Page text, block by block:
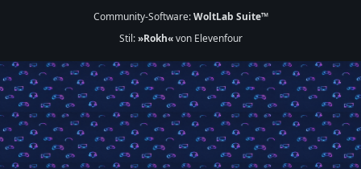
Community-Software:WoltLab Suite™
Stil:»Rokh«von Elevenfour